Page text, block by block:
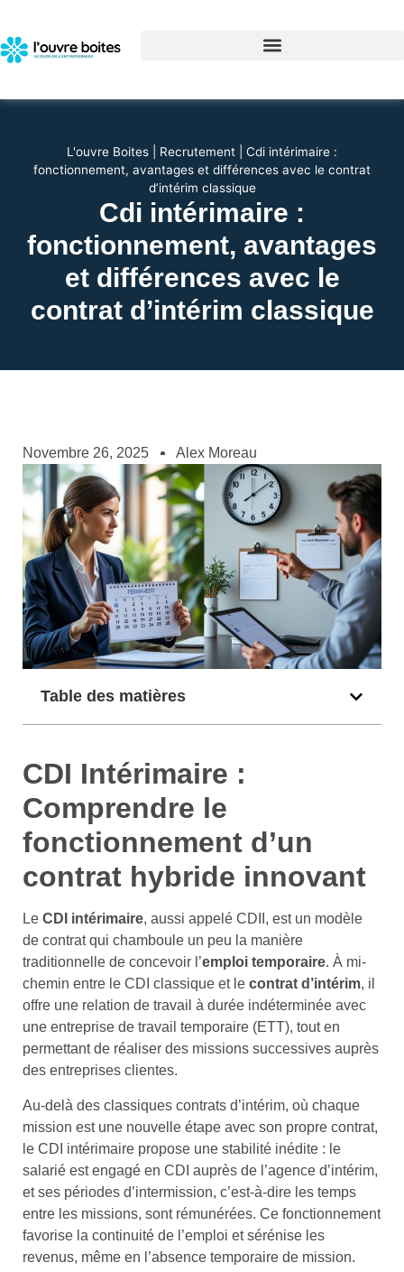
L'ouvre Boites Recrutement
Cdi intérimaire :
fonctionnement, avantages et différences avec le contrat
d’intérim classique
Cdi intérimaire :
fonctionnement, avantages
et différences avec le
contrat d’intérim classique
Novembre 26, 2025 Alex Moreau
Table des matières
CDI Intérimaire :
Comprendre le
fonctionnement d’un
contrat hybride innovant
Le CDI intérimaire, aussi appelé CDII, est un modèle
de contrat qui chamboule un peu la manière
traditionnelle de concevoir l’emploi temporaire. À mi-
chemin entre le CDI classique et le contrat d’intérim, il
offre une relation de travail à durée indéterminée avec
une entreprise de travail temporaire (ETT), tout en
permettant de réaliser des missions successives auprès
des entreprises clientes.
Au-delà des classiques contrats d’intérim, où chaque
mission est une nouvelle étape avec son propre contrat,
le CDI intérimaire propose une stabilité inédite : le
salarié est engagé en CDI auprès de l’agence d’intérim,
et ses périodes d’intermission, c’est-à-dire les temps
entre les missions, sont rémunérées. Ce fonctionnement
favorise la continuité de l’emploi et sérénise les
revenus, même en l’absence temporaire de mission.